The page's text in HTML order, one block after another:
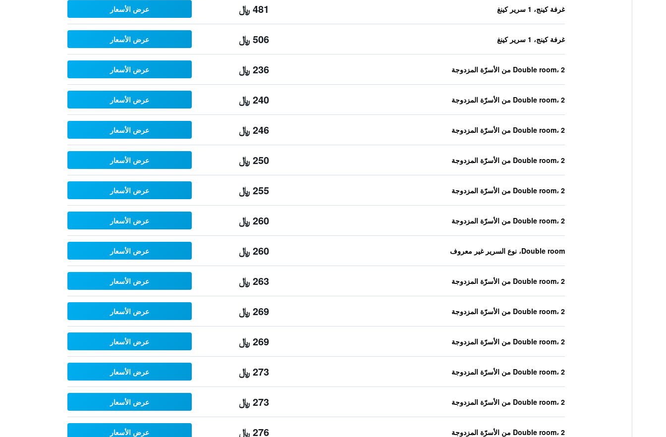
غرفة كينج، 1 سرير كينغ 481 ﷼ عرض الأسعار
غرفة كينج، 1 سرير كينغ 506 ﷼ عرض الأسعار
Double room، 2 من الأسرّة المزدوجة 236 ﷼ عرض الأسعار
Double room، 2 من الأسرّة المزدوجة 240 ﷼ عرض الأسعار
Double room، 2 من الأسرّة المزدوجة 246 ﷼ عرض الأسعار
Double room، 2 من الأسرّة المزدوجة 250 ﷼ عرض الأسعار
Double room، 2 من الأسرّة المزدوجة 255 ﷼ عرض الأسعار
Double room، 2 من الأسرّة المزدوجة 260 ﷼ عرض الأسعار
Double room، نوع السرير غير معروف 260 ﷼ عرض الأسعار
Double room، 2 من الأسرّة المزدوجة 263 ﷼ عرض الأسعار
Double room، 2 من الأسرّة المزدوجة 269 ﷼ عرض الأسعار
Double room، 2 من الأسرّة المزدوجة 269 ﷼ عرض الأسعار
Double room، 2 من الأسرّة المزدوجة 273 ﷼ عرض الأسعار
Double room، 2 من الأسرّة المزدوجة 273 ﷼ عرض الأسعار
Double room، 2 من الأسرّة المزدوجة 276 ﷼ عرض الأسعار